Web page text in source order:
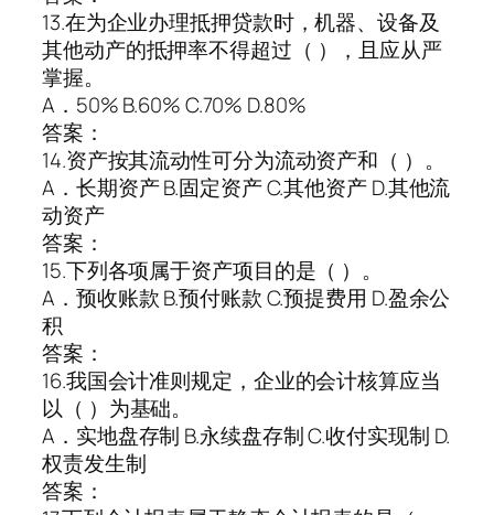
13.在为企业办理抵押贷款时，机器、设备及
其他动产的抵押率不得超过（ ），且应从严
掌握。
A．50% B.60% C.70% D.80%
答案：
14.资产按其流动性可分为流动资产和（ ）。
A．长期资产 B.固定资产 C.其他资产 D.其他流
动资产
答案：
15.下列各项属于资产项目的是（ ）。
A．预收账款 B.预付账款 C.预提费用 D.盈余公
积
答案：
16.我国会计准则规定，企业的会计核算应当
以（ ）为基础。
A．实地盘存制 B.永续盘存制 C.收付实现制 D.
权责发生制
答案：